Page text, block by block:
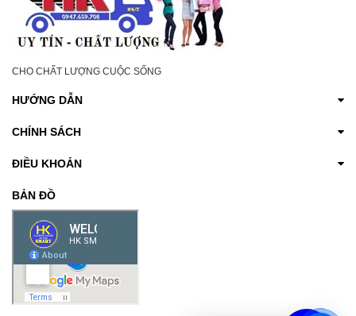
CHO CHẤT LƯỢNG CUỘC SỐNG
HƯỚNG DẪN
CHÍNH SÁCH
ĐIỀU KHOẢN
BẢN ĐỒ